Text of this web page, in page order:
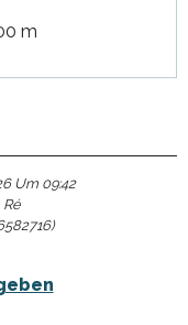
m
Um 09:42
)